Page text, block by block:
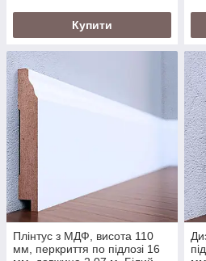
Купити
Плінтус з МДФ, висота 110
мм, перкриття по підлозі 16